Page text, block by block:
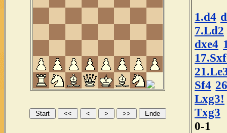
1.d4
7.Ld2
dxe4
Sf4
Lxg3!
Txg3
0-1